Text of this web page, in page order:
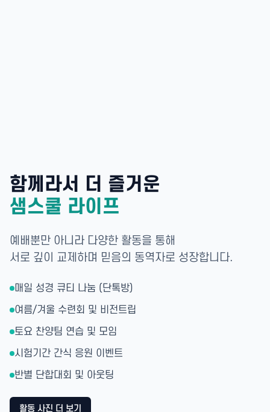
함께라서 더 즐거운
샘스쿨 라이프
예배뿐만 아니라 다양한 활동을 통해
서로 깊이 교제하며 믿음의 동역자로 성장합니다.
매일 성경 큐티 나눔 (단톡방)
여름/겨울 수련회 및 비전트립
토요 찬양팀 연습 및 모임
시험기간 간식 응원 이벤트
반별 단합대회 및 아웃팅
활동 사진 더 보기